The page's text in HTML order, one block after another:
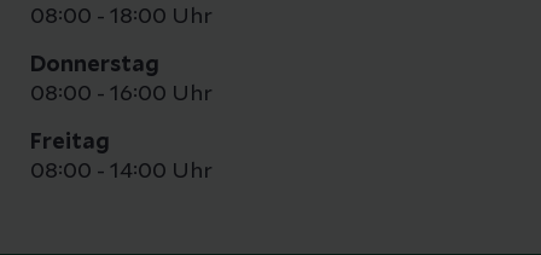
08:00 - 18:00 Uhr
Donnerstag
08:00 - 16:00 Uhr
Freitag
08:00 - 14:00 Uhr